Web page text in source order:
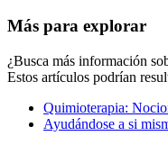
Más para explorar
¿Busca más información
Estos artículos podrían
Quimioterapia:
Ayudándose a si